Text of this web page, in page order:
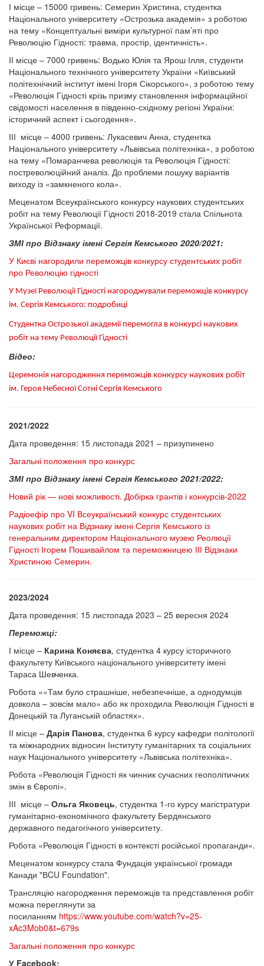
І місце – 15000 гривень: Семерин Христина, студентка
Національного університету «Острозька академія» з роботою
на тему «Концептуальні виміри культурної пам’яті про
Революцію Гідності: травма, простір, ідентичність».
ІІ місце – 7000 гривень: Водько Юлія та Ярош Ілля, студенти
Національного технічного університету України «Київський
політехнічний інститут імені Ігоря Сікорського», з роботою тему
«Революція Гідності крізь призму становлення інформаційної
свідомості населення в південно-східному регіоні України:
історичний аспект і сьогодення».
ІІІ місце – 4000 гривень: Лукасевич Анна, студентка
Національного університету «Львівська політехніка», з роботою
на тему «Помаранчева революція та Революція Гідності:
постреволюційний аналіз. До проблеми пошуку варіантів
виходу із «замкненого кола».
Меценатом Всеукраїнського конкурсу наукових студентських
робіт на тему Революції Гідності 2018-2019 стала Спільнота
Української Реформації.
ЗМІ про Відзнаку імені Сергія Кемського 2020/2021:
У Києві нагородили переможців конкурсу студентських робіт
про Революцію гідності
У Музеї Революції Гідності нагороджували переможців конкурсу
ім. Сергія Кемського: подробиці
Студентка Острозької академії перемогла в конкурсі наукових
робіт на тему Революції Гідності
Відео:
Церемонія нагородження переможців конкурсу наукових робіт
ім. Героя Небесної Сотні Сергія Кемського
2021/2022
Дата проведення: 15 листопада 2021 – призупинено
Загальні положення про конкурс
ЗМІ про Відзнаку імені Сергія Кемського 2021/2022:
Новий рік — нові можливості. Добірка грантів і конкурсів-2022
Радіоефір про VI Всеукраїнський конкурс студентських
наукових робіт на Відзнаку імені Сергія Кемського із
генеральним директором Національного музею Реолюції
Гідності Ігорем Пошивайлом та переможницею ІІІ Відзнаки
Христиною Семерин.
2023/2024
Дата проведення: 15 листопада 2023 – 25 вересня 2024
Переможці:
І місце – Карина Коняєва, студентка 4 курсу історичного
факультету Київського національного університету імені
Тараса Шевченка.
Робота ««Там було страшніше, небезпечніше, а однодумців
довкола – зовсім мало» або як проходила Революція Гідності в
Донецькій та Луганській областях».
ІІ місце – Дарія Панова, студентка 6 курсу кафедри політології
та міжнародних відносин Інституту гуманітарних та соціальних
наук Національного університету «Львівська політехніка».
Робота «Революція Гідності як чинник сучасних геополітичних
змін в Європі».
ІІІ місце – Ольга Яковець, студентка 1-го курсу магістратури
гуманітарно-економічного факультету Бердянського
державного педагогічного університету.
Робота «Революція Гідності в контексті російської пропаганди».
Меценатом конкурсу стала Фундація української громади
Канади "ВCU Foundation".
Трансляцію нагородження переможців та представлення робіт
можна переглянути за
посиланням https://www.youtube.com/watch?v=25-
xAc3Mob0&t=679s
Загальні положення про конкурс
У Facebook: